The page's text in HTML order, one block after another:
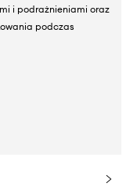
i podrażnieniami oraz
podczas